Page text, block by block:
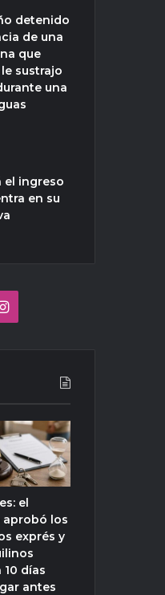
detenido
de una
que
sustrajo
una
el ingreso
en su
Instagram
el
aprobó los
exprés y
días
antes